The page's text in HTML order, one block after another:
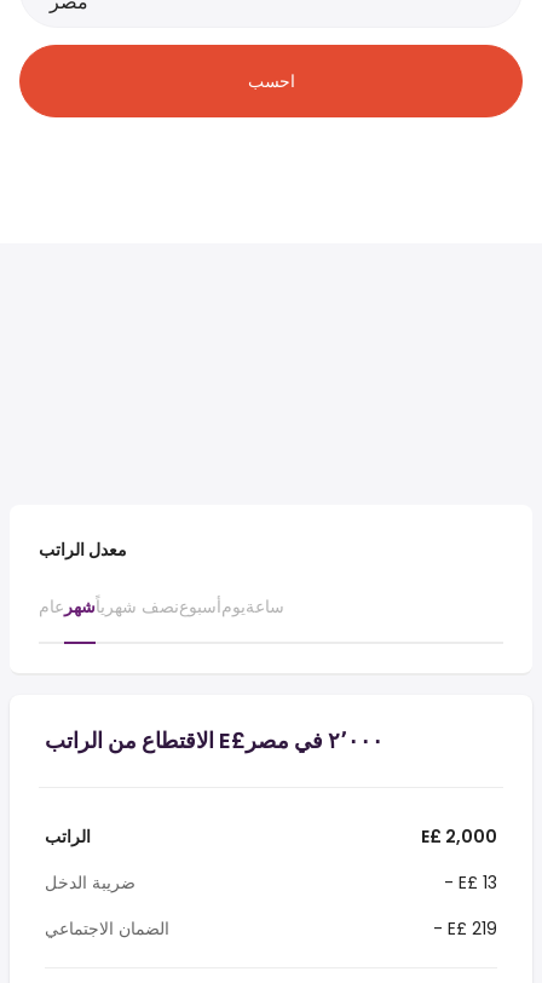
احسب
معدل الراتب
عام شهرنصف شهرياًأسبوعيومساعة
الراتب
E£ 2,000
ضريبة الدخل
- E£ 13
الضمان الاجتماعي
- E£ 219